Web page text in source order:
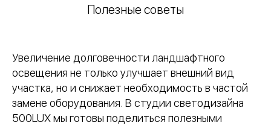
Полезные советы
Увеличение долговечности ландшафтного
освещения не только улучшает внешний вид
участка, но и снижает необходимость в частой
замене оборудования. В студии светодизайна
500LUX мы готовы поделиться полезными